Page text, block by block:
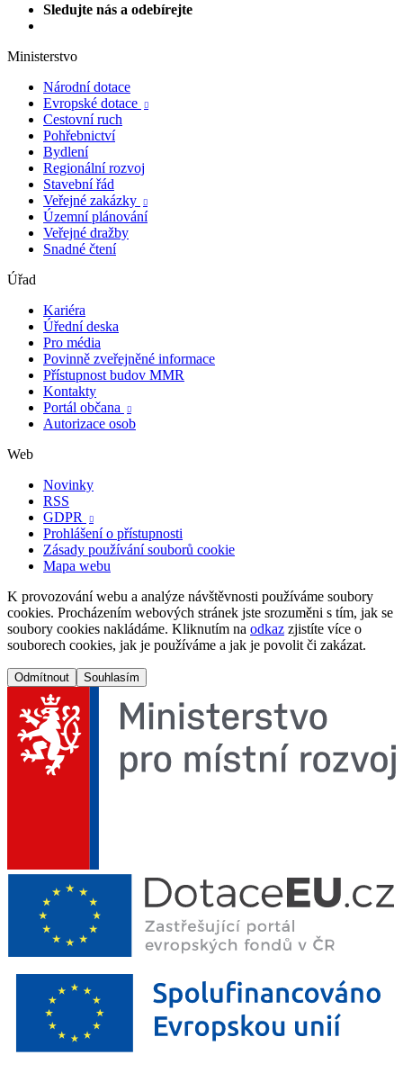
Sledujte nás a odebírejte
Ministerstvo
Národní dotace
Evropské dotace

Cestovní ruch
Pohřebnictví
Bydlení
Regionální rozvoj
Stavební řád
Veřejné zakázky

Územní plánování
Veřejné dražby
Snadné čtení
Úřad
Kariéra
Úřední deska
Pro média
Povinně zveřejněné informace
Přístupnost budov MMR
Kontakty
Portál občana

Autorizace osob
Web
Novinky
RSS
GDPR

Prohlášení o přístupnosti
Zásady používání souborů cookie
Mapa webu
K provozování webu a analýze návštěvnosti používáme soubory
cookies. Procházením webových stránek jste srozuměni s tím, jak se
soubory cookies nakládáme. Kliknutím na odkaz zjistíte více o
souborech cookies, jak je používáme a jak je povolit či zakázat.
Odmítnout Souhlasím